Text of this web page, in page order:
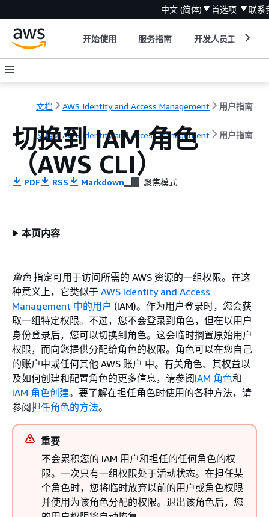
中文 (简体) 首选项 联系
开始使用 服务指南 开发人员工具
文档 AWS Identity and Access Management 用户指南
文档 AWS Identity and Access Management 用户指南
切换到 IAM 角色
（AWS CLI）
PDF RSS Markdown 聚焦模式
本页内容
角色 指定可用于访问所需的 AWS 资源的一组权限。在这
种意义上，它类似于 AWS Identity and Access
Management 中的用户 (IAM)。作为用户登录时，您会获
取一组特定权限。不过，您不会登录到角色，但在以用户
身份登录后，您可以切换到角色。这会临时搁置原始用户
权限，而向您提供分配给角色的权限。角色可以在您自己
的账户中或任何其他 AWS 账户 中。有关角色、其权益以
及如何创建和配置角色的更多信息，请参阅IAM 角色和
IAM 角色创建。要了解在担任角色时使用的各种方法，请
参阅担任角色的方法。
重要
不会累积您的 IAM 用户和担任的任何角色的权
限。一次只有一组权限处于活动状态。在担任某
个角色时，您将临时放弃以前的用户或角色权限
并使用为该角色分配的权限。退出该角色后，您